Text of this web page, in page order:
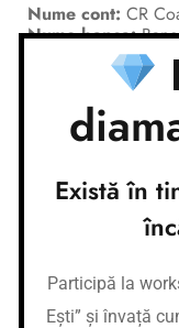
Nume cont: CR
Nume banca:
CR
Nume banca:
IBAN:
Link-uri utile
Meditații
Afirmații
Există în
Participă la
Ești” și învață